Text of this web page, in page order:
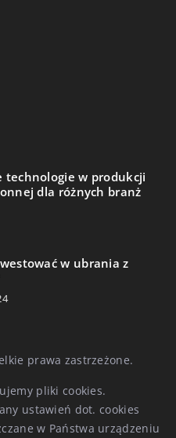
technologie w produkcji
dla różnych branż
w ubrania z
prawa zastrzeżone.
pliki cookies.
ustawień dot. cookies
w Państwa urządzeniu